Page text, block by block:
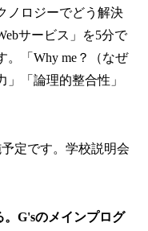
ノロジーでどう解決
サービス」を5分で
。「Why me？（なぜ
「論理的整合性」
定です。学校説明会
G'sのメインプログ